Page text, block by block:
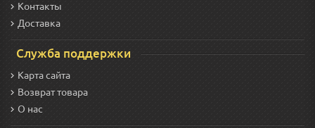
Контакты
Доставка
Служба поддержки
Карта сайта
Возврат товара
О нас